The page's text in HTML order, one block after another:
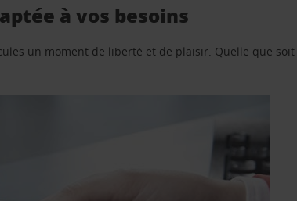
à vos besoins
un moment de liberté et de plaisir. Quelle que